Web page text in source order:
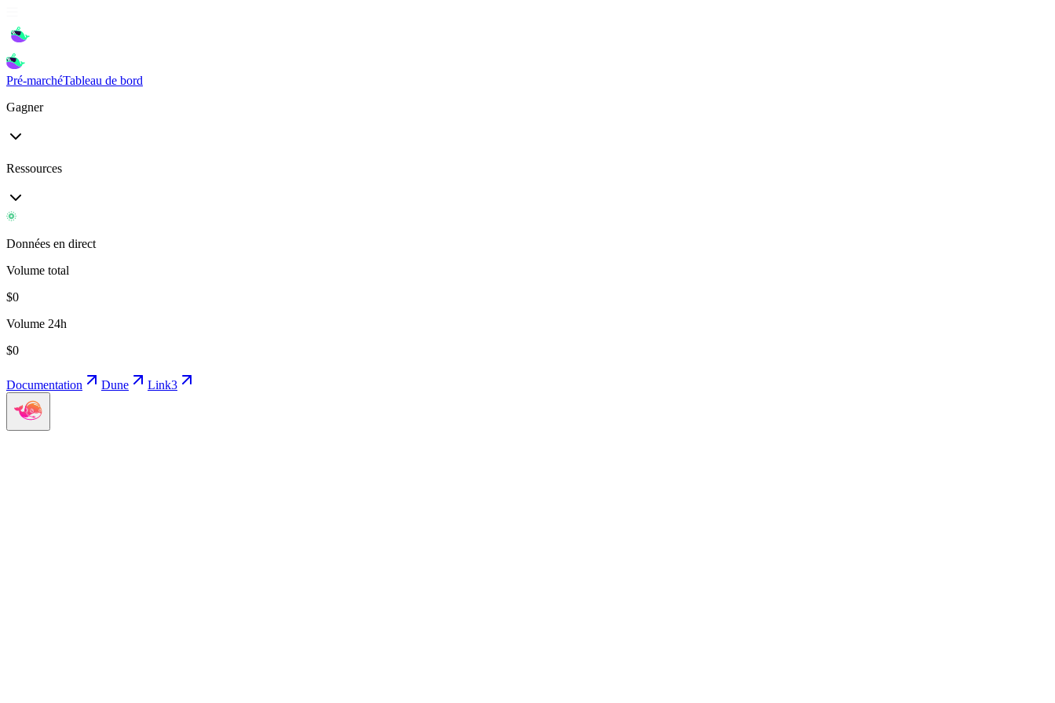
Pré-marchéTableau de bord
Gagner
Ressources
Données en direct
Volume total
$0
Volume 24h
$0
Documentation Dune Link3